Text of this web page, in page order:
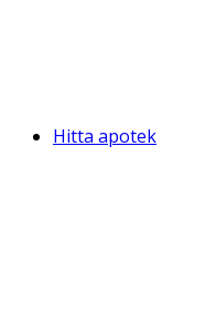
Hitta apotek